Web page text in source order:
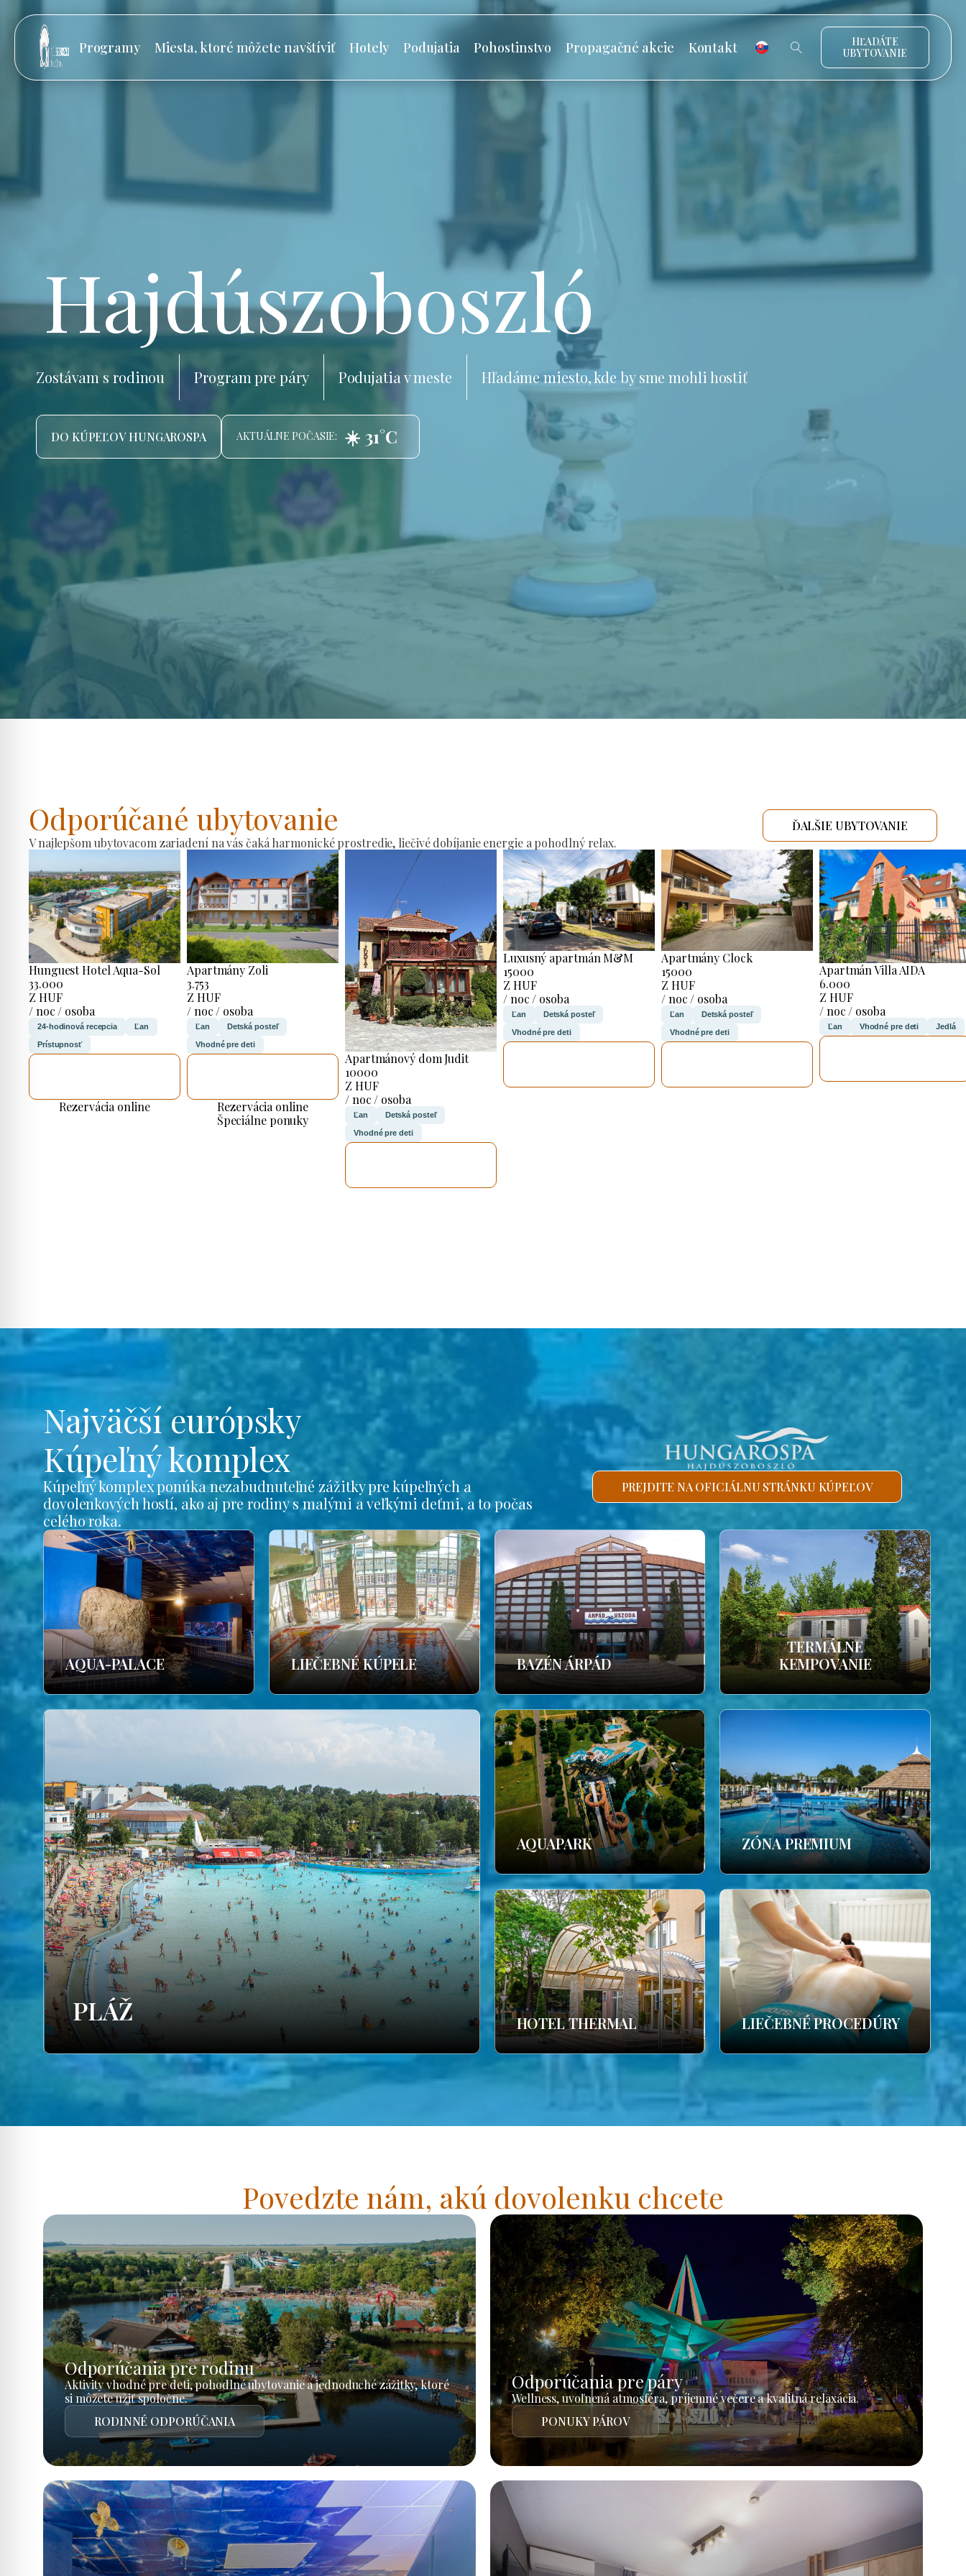
Programy Miesta, ktoré môžete navštíviť Hotely Podujatia Pohostinstvo Propagačné akcie Kontakt
HĽADÁTE
UBYTOVANIE
Hajdúszoboszló
Zostávam s rodinou Program pre páry Podujatia v meste Hľadáme miesto, kde by sme mohli hostiť
DO KÚPEĽOV HUNGAROSPA AKTUÁLNE POČASIE: ☀️ 31°C
Odporúčané ubytovanie
V najlepšom ubytovacom zariadení na vás čaká harmonické prostredie, liečivé dobíjanie energie a pohodlný relax.
ĎALŠIE UBYTOVANIE
Hunguest Hotel Aqua-Sol
33.000
Z HUF
/ noc / osoba
24-hodinová recepcia Ľan
Prístupnosť
Rezervácia online
Apartmány Zoli
3.753
Z HUF
/ noc / osoba
Ľan Detská posteľ
Vhodné pre deti
Rezervácia online
Špeciálne ponuky
Apartmánový dom Judit
10000
Z HUF
/ noc / osoba
Ľan Detská posteľ
Vhodné pre deti
Luxusný apartmán M&M
15000
Z HUF
/ noc / osoba
Ľan Detská posteľ
Vhodné pre deti
Apartmány Clock
15000
Z HUF
/ noc / osoba
Ľan Detská posteľ
Vhodné pre deti
Apartmán Villa AIDA
6.000
Z HUF
/ noc / osoba
Ľan Vhodné pre deti Jedlá
Najväčší európsky
Kúpeľný komplex
Kúpeľný komplex ponúka nezabudnuteľné zážitky pre kúpeľných a
dovolenkových hostí, ako aj pre rodiny s malými a veľkými deťmi, a to počas
celého roka.
PREJDITE NA OFICIÁLNU STRÁNKU KÚPEĽOV
AQUA-PALACE LIEČEBNÉ KÚPELE BAZÉN ÁRPÁD
TERMÁLNE
KEMPOVANIE
PLÁŽ
AQUAPARK ZÓNA PREMIUM
HOTEL THERMAL LIEČEBNÉ PROCEDÚRY
Povedzte nám, akú dovolenku chcete
Odporúčania pre rodinu
Aktivity vhodné pre deti, pohodlné ubytovanie a jednoduché zážitky, ktoré
si môžete užiť spoločne.
RODINNÉ ODPORÚČANIA
Odporúčania pre páry
Wellness, uvoľnená atmosféra, príjemné večere a kvalitná relaxácia.
PONUKY PÁROV